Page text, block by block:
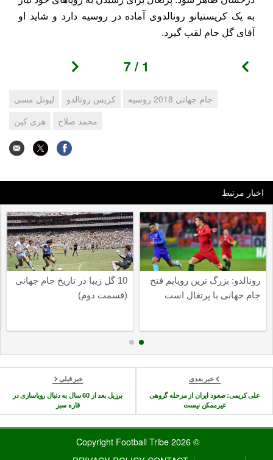
به یک کریستیانو رونالدوی آماده در روسیه دارد و شاید او
آقای گل جام لقب گیرد.
1
/
7
جام جهانی 2018 روسیه کریس رونالدو
لیونل مسی
محمد صلاح
هری کین
اخبار مرتبط
رونالدو: بزرگ ترین رویایم فتح
جام جهانی با پرتغال است
10 گل زیبا در تاریخ جام جهانی
(قسمت دوم)
خبر بعدی
علی کریمی: صعود ایران از مرحله گروهی
غیرممکن نیست
خبر قبلی
برزیل بعد از 60 سال به دنبال رویاسازی در
قاره سبز
© 2026 Copyright Football Tribe